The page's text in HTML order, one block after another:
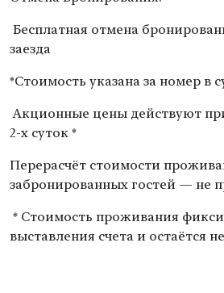
Бесплатная отмена
заезда
*Стоимость указана за номер в
Акционные цены действуют
2-х суток *
Перерасчёт стоимости
забронированных гостей — не
* Стоимость проживания
выставления счета и остаётся